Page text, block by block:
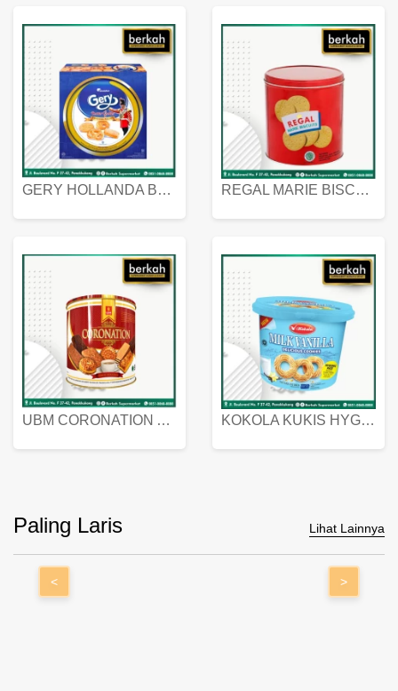
GERY HOLLANDA BUTTER COOKIES 450 GRAM REGAL MARIE BISCUIT KALENG 550 GRAM
UBM CORONATION ASSORTED BISKUIT KALENG 450 GRAM KOKOLA KUKIS HYGIENIC MILK VANILLA PACK 320 GR
Paling Laris Lihat Lainnya
< >